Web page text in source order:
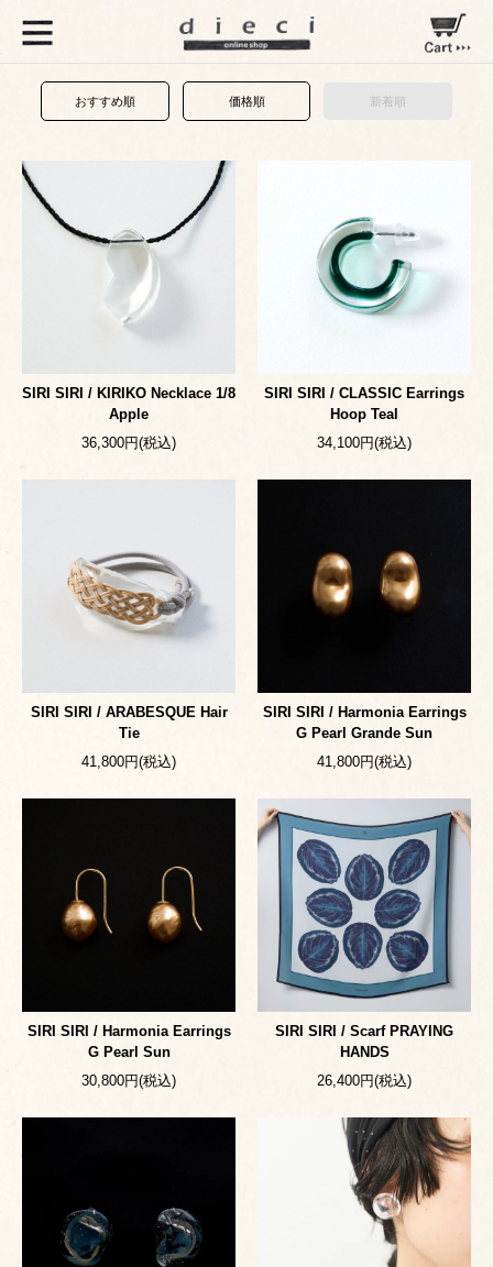
おすすめ順 価格順 新着順
SIRI SIRI / KIRIKO Necklace 1/8
Apple
36,300円(税込)
SIRI SIRI / CLASSIC Earrings
Hoop Teal
34,100円(税込)
SIRI SIRI / ARABESQUE Hair
Tie
41,800円(税込)
SIRI SIRI / Harmonia Earrings
G Pearl Grande Sun
41,800円(税込)
SIRI SIRI / Harmonia Earrings
G Pearl Sun
30,800円(税込)
SIRI SIRI / Scarf PRAYING
HANDS
26,400円(税込)